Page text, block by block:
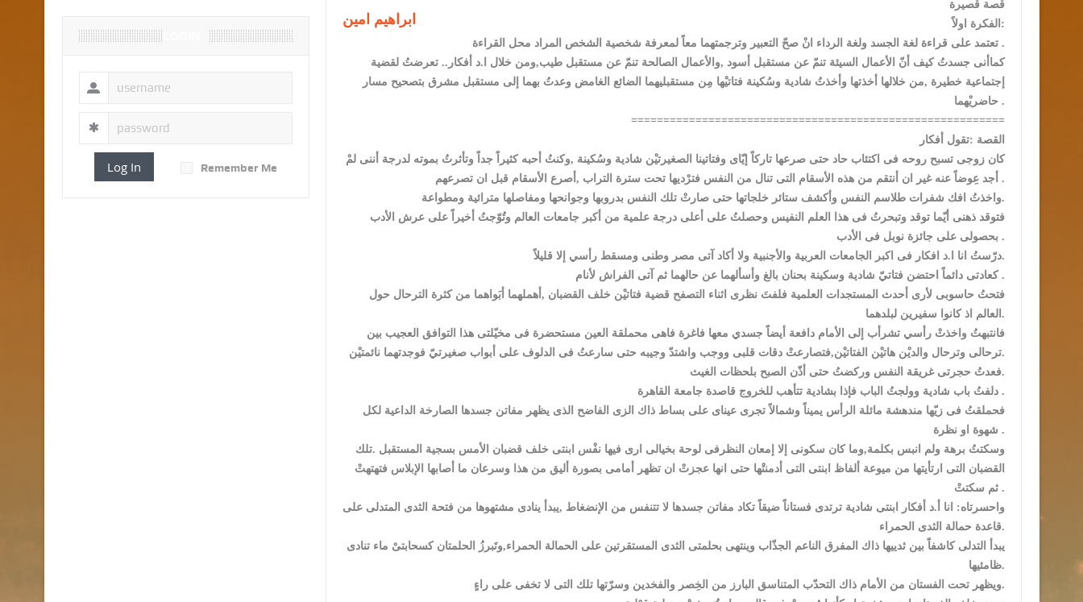
ابراهيم امين
قصة قصيرة
الفكرة اولاً:
تعتمد على قراءة لغة الجسد ولغة الرداء انْ صحّ التعبير وترجمتهما معاً لمعرفة شخصية الشخص المراد محل القراءة .
كماأنى جسدتُ كيف أنّ الأعمال السيئة تنمّ عن مستقبل أسود ,والأعمال الصالحة تنمّ عن مستقبل طيب,ومن خلال ا.د أفكار.. تعرضتُ لقضية
إجتماعية خطيرة ,من خلالها أخذتها وأخذتُ شادية وسُكينة فتاتيْها مِن مستقبليهما الضائع الغامض وعدتُ بهما إلى مستقبل مشرق بتصحيح مسار
حاضريْهما .
==========================================================
القصة :تقول أفكار
كان زوجى تسبح روحه فى اكتئاب حاد حتى صرعها تاركاً إيّاى وفتاتينا الصغيرتيْن شادية وسُكينة ,وكنتُ أحبه كثيراً جداً وتأثرتُ بموته لدرجة أننى لمْ
أجد عِوضاً عنه غير ان أنتقم من هذه الأسقام التى تنال من النفس فترْديها تحت سترة التراب ,أصرع الأسقام قبل ان تصرعهم .
واخذتُ افك شفرات طلاسم النفس وأكشف ستائر خلجاتها حتى صارتْ تلك النفس بدروبها وجوانحها ومفاصلها مترائية ومطواعة.
فتوقد ذهنى أيّما توقد وتبحرتُ فى هذا العلم النفيس وحصلتُ على أعلى درجة علمية من أكبر جامعات العالم وتُوّجتُ أخيراً على عرش الأدب
بحصولى على جائزة نوبل فى الأدب .
درّستُ انا ا.د افكار فى اكبر الجامعات العربية والأجنبية ولا أكاد آتى مصر وطنى ومسقط رأسي إلا قليلاً.
كعادتى دائماً احتضن فتاتيّ شادية وسكينة بحنان بالغ وأسألهما عن حالهما ثم آتى الفراش لأنام .
فتحتُ حاسوبى لأرى أحدث المستجدات العلمية فلفتَ نظرى اثناء التصفح قضية فتاتيْن خلف القضبان ,أهملهما أبَواهما من كثرة الترحال حول
العالم اذ كانوا سفيرين لبلدهما.
فانتبهتُ واخذتْ رأسي تشرأب إلى الأمام دافعة أيضاً جسدي معها فاغرة فاهى محملقة العين مستحضرة فى مخيّلتى هذا التوافق العجيب بين
ترحالى وترحال والديْن هاتيْن الفتاتيْن,فتصارعتْ دقات قلبى ووجب واشتدّ وجيبه حتى سارعتُ فى الدلوف على أبواب صغيرتيّ فوجدتهما نائمتيْن.
فعدتُ حجرتى غريقة النفس وركضتُ حتى أذّن الصبح بلحظات الغيث.
دلفتُ باب شادية وولجتُ الباب فإذا بشادية تتأهب للخروج قاصدة جامعة القاهرة .
فحملقتُ فى زيّها مندهشة مائلة الرأس يميناً وشمالاً تجرى عيناى على بساط ذاك الزى الفاضح الذى يظهر مفاتن جسدها الصارخة الداعية لكل
شهوة او نظرة .
وسكتتُ برهة ولم انبس بكلمة,وما كان سكونى إلا إمعان النظرفى لوحة بخيالى ارى فيها نفْس ابنتى خلف قضبان الأمس بسجية المستقبل .تلك
القضبان التى ارتأيتها من ميوعة ألفاظ ابنتى التى أدمنتْها حتى انها عجزتْ ان تظهر أمامى بصورة أليق من هذا وسرعان ما أصابها الإبلاس فتهتهتْ
ثم سكتتْ .
واحسرتاه: انا أ.د أفكار ابنتى شادية ترتدى فستاناً ضيقاً تكاد مفاتن جسدها لا تتنفس من الإنضغاط ,يبدأ ينادى مشتهوها من فتحة الثدى المتدلى على
قاعدة حمالة الثدى الحمراء.
يبدأ التدلى كاشفاً بين ثدييها ذاك المفرق الناعم الجذّاب وينتهى بحلمتى الثدى المستقرتين على الحمالة الحمراء,وتَبرزُ الحلمتان كسحابتىْ ماء تنادى
ظامئيها.
ويظهر تحت الفستان من الأمام ذاك التحدّب المتناسق البارز من الخِصر والفخدين وسرّتها تلك التى لا تخفى على راءٍ.
Log In Remember Me